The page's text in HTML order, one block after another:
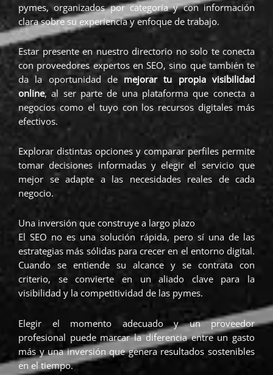
pymes, organizados por categoría y con información
clara sobre su experiencia y enfoque de trabajo.
Estar presente en nuestro directorio no solo te conecta
con proveedores expertos en SEO, sino que también te
da la oportunidad de mejorar tu propia visibilidad
online, al ser parte de una plataforma que conecta a
negocios como el tuyo con los recursos digitales más
efectivos.
Explorar distintas opciones y comparar perfiles permite
tomar decisiones informadas y elegir el servicio que
mejor se adapte a las necesidades reales de cada
negocio.
Una inversión que construye a largo plazo
El SEO no es una solución rápida, pero sí una de las
estrategias más sólidas para crecer en el entorno digital.
Cuando se entiende su alcance y se contrata con
criterio, se convierte en un aliado clave para la
visibilidad y la competitividad de las pymes.
Elegir el momento adecuado y un proveedor
profesional puede marcar la diferencia entre un gasto
más y una inversión que genera resultados sostenibles
en el tiempo.